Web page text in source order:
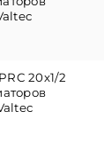
20х1/2